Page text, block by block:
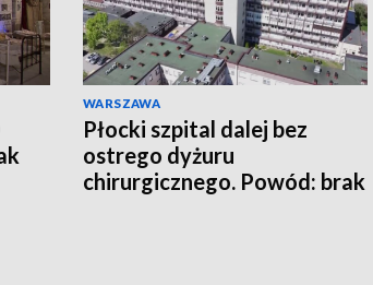
WARSZAWA
Płocki szpital dalej bez
ostrego dyżuru
chirurgicznego. Powód: brak